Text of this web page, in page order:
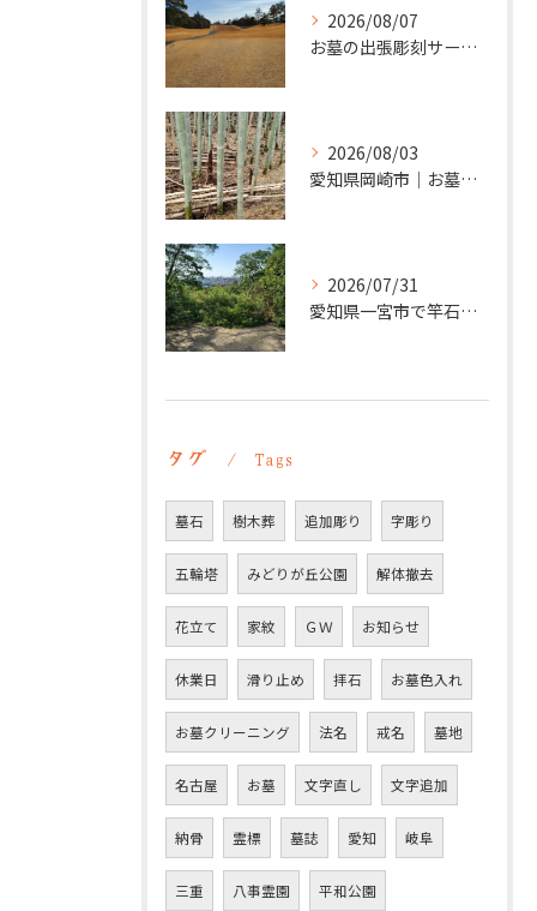
2026/08/07
お墓の出張彫刻サービス【彫刻本舗】愛知県清須市
2026/08/03
愛知県岡崎市｜お墓の追加彫り施工例 ｜彫刻本舗
2026/07/31
愛知県一宮市で竿石への追加彫刻｜彫刻本舗
タグ Tags
墓石 樹木葬 追加彫り 字彫り
五輪塔 みどりが丘公園 解体撤去
花立て 家紋 ＧＷ お知らせ
休業日 滑り止め 拝石 お墓色入れ
お墓クリーニング 法名 戒名 墓地
名古屋 お墓 文字直し 文字追加
納骨 霊標 墓誌 愛知 岐阜
三重 八事霊園 平和公園